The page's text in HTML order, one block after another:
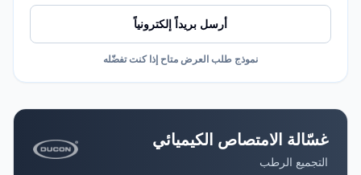
أرسل بريداً إلكترونياً
نموذج طلب العرض متاح إذا كنت تفضّله
غسّالة الامتصاص الكيميائي
التجميع الرطب